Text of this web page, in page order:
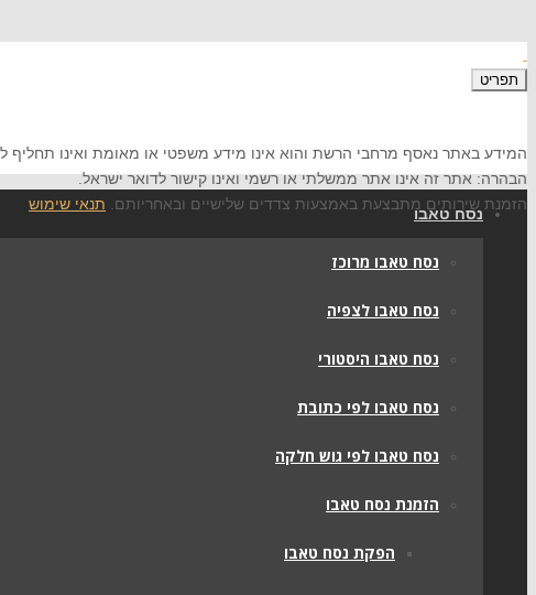
תפריט
המידע באתר נאסף מרחבי הרשת והוא אינו מידע משפטי או מאומת ואינו תחליף
הבהרה: אתר זה אינו אתר ממשלתי או רשמי ואינו קישור לדואר ישראל.
הזמנת שירותים מתבצעת באמצעות צדדים שלישיים ובאחריותם. תנאי שימוש
נסח טאבו
נסח טאבו מרוכז
נסח טאבו לצפיה
נסח טאבו היסטורי
נסח טאבו לפי כתובת
נסח טאבו לפי גוש חלקה
הזמנת נסח טאבו
הפקת נסח טאבו